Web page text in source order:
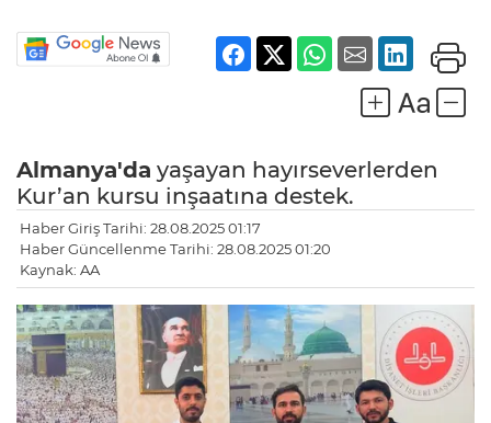
Almanya'da yaşayan hayırseverlerden
Kur’an kursu inşaatına destek.
Haber Giriş Tarihi: 28.08.2025 01:17
Haber Güncellenme Tarihi: 28.08.2025 01:20
Kaynak: AA